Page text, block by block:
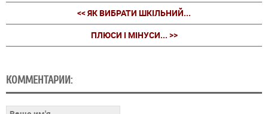
<< ЯК ВИБРАТИ ШКІЛЬНИЙ...
ПЛЮСИ І МІНУСИ... >>
КОММЕНТАРИИ: